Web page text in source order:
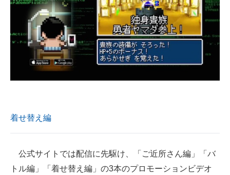
着せ替え編
公式サイトでは配信に先駆け、「ご近所さん編」「バ
トル編」「着せ替え編」の3本のプロモーションビデオ